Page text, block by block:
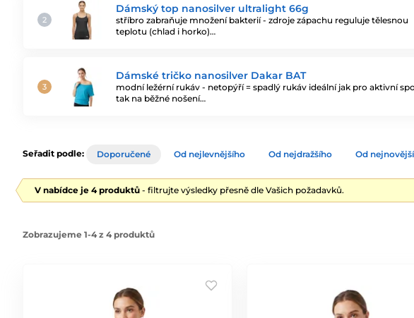
Dámský top nanosilver ultralight 66g
stříbro zabraňuje množení bakterií - zdroje zápachu reguluje tělesnou
teplotu (chlad i horko)…
Dámské tričko nanosilver Dakar BAT
modní ležérní rukáv - netopýří = spadlý rukáv ideální jak pro aktivní
tak na běžné nošení…
Seřadit podle: Doporučené Od nejlevnějšího Od nejdražšího Od
V nabídce je 4 produktů - filtrujte výsledky přesně dle Vašich požadavků.
Zobrazujeme 1-4 z 4 produktů